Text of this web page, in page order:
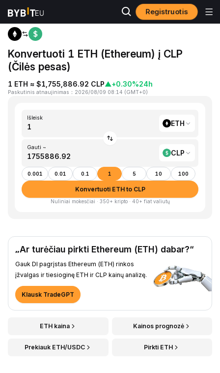
Registruotis
Pagrindinis
Konvertuoti 1 ETH (Ethereum) į CLP
(Čilės pesas)
1 ETH ≈ $1,755,886.92 CLP▲+0.30%24h
Paskutinis atnaujinimas ： 2026/08/09 08:14 (GMT+0)
Išleisk
ETH
Gauti ~
CLP
0.001 0.01 0.1 1 5 10 100
Konvertuoti ETH to CLP
Nuliniai mokesčiai · 350+ kripto · 40+ fiat valiutų
„Ar turėčiau pirkti Ethereum (ETH) dabar?“
Gauk DI pagrįstas Ethereum (ETH) rinkos
įžvalgas ir tiesioginę ETH ir CLP kainų analizę.
Klausk TradeGPT
ETH kaina Kainos prognozė
Prekiauk ETH/USDC Pirkti ETH